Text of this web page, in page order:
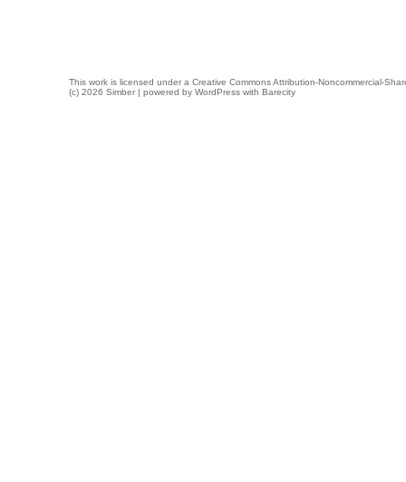
This work is licensed under a Creative Commons Attribution-Noncommercial-
(c) 2026 Simber | powered by WordPress with Barecity